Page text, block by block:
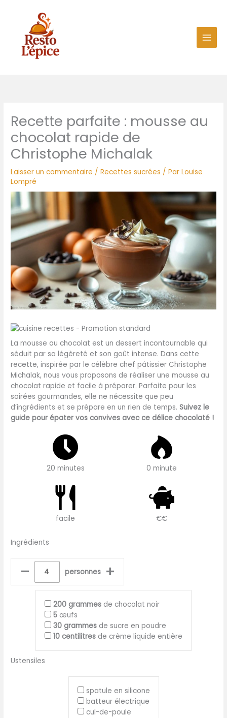
Recette parfaite : mousse au
chocolat rapide de
Christophe Michalak
Laisser un commentaire /Recettes sucrées / ParLouise
Lompré
La mousse au chocolat est un dessert incontournable qui
séduit par sa légèreté et son goût intense. Dans cette
recette, inspirée par le célèbre chef pâtissier Christophe
Michalak, nous vous proposons de réaliser une mousse au
chocolat rapide et facile à préparer. Parfaite pour les
soirées gourmandes, elle ne nécessite que peu
d’ingrédients et se prépare en un rien de temps.Suivez le
guide pour épater vos convives avec ce délice chocolaté !
20 minutes 0 minute
facile €€
Ingrédients
– personnes +
200 grammes de chocolat noir
5 œufs
30 grammes de sucre en poudre
10 centilitres de crème liquide entière
Ustensiles
spatule en silicone
batteur électrique
cul-de-poule